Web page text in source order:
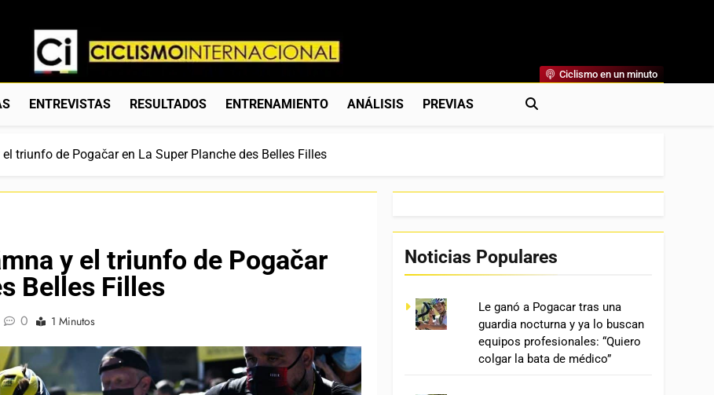
Ciclismo Internacional
Web Dedicada Al Ciclismo Mundial. Entrevistas, Análisis, Crónicas, Previas Y Más. La Web Ciclista De Referencia.
Ciclismo en un minuto
ENTREVISTAS RESULTADOS ENTRENAMIENTO ANÁLISIS PREVIAS
triunfo de Pogačar en La Super Planche des Belles Filles
y el triunfo de Pogačar
Belles Filles
0 1 Minutos
Noticias Populares
Le ganó a Pogacar tras una
guardia nocturna y ya lo buscan
equipos profesionales: “Quiero
colgar la bata de médico”